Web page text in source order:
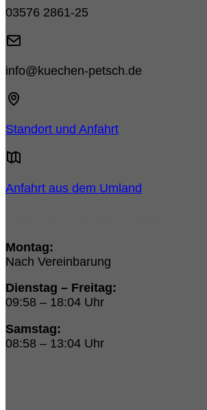
03576 2861-25
info@kuechen-petsch.de
Standort und Anfahrt
Anfahrt aus dem Umland
Montag:
Nach Vereinbarung
Dienstag – Freitag:
09:58 – 18:04 Uhr
Samstag:
08:58 – 13:04 Uhr